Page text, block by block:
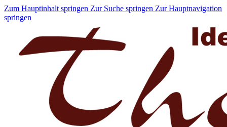
Zum Hauptinhalt springen Zur Suche springen Zur Hauptnavigation
springen